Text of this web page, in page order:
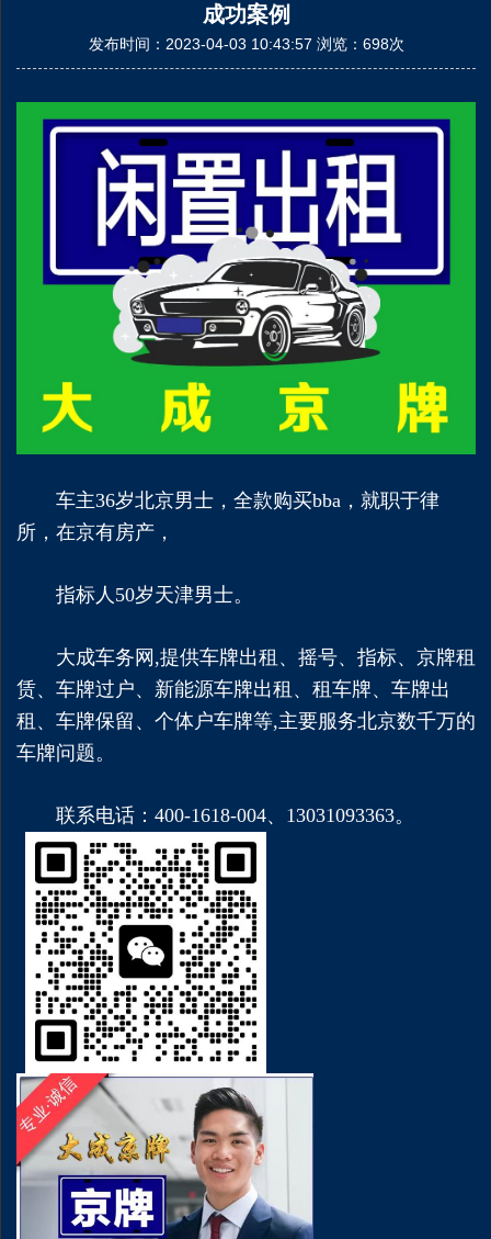
成功案例
发布时间：2023-04-03 10:43:57 浏览：698次
车主36岁北京男士，全款购买bba，就职于律
所，在京有房产，
指标人50岁天津男士。
大成车务网,提供车牌出租、摇号、指标、京牌租
赁、车牌过户、新能源车牌出租、租车牌、车牌出
租、车牌保留、个体户车牌等,主要服务北京数千万的
车牌问题。
联系电话：400-1618-004、13031093363。